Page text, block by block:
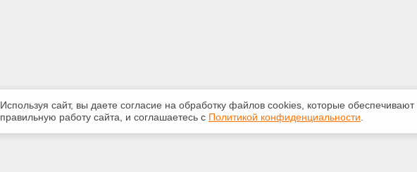
Используя сайт, вы даете согласие на обработку файлов сооkiеs, которые обеспечивают
правильную работу сайта, и соглашаетесь с Политикой конфиденциальности